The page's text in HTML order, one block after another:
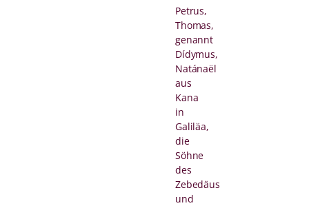
Petrus,
Thomas,
genannt
Dídymus,
Natánaël
aus
Kana
in
Galiläa,
die
Söhne
des
Zebedäus
und